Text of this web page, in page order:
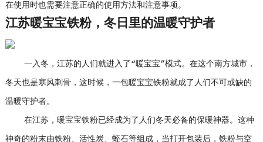
在使用时也需要注意正确的使用方法和注意事项。
江苏暖宝宝铁粉，冬日里的温暖守护者
一入冬，江苏的人们就进入了“暖宝宝”模式。在这个南方城市，
冬天也是寒风刺骨，这时候，一包暖宝宝铁粉就成了人们不可或缺的
温暖守护者。
在江苏，暖宝宝铁粉已经成为了人们冬天必备的保暖神器。这种
神奇的粉末由铁粉、活性炭、蛭石等组成，当打开包装后，铁粉与空